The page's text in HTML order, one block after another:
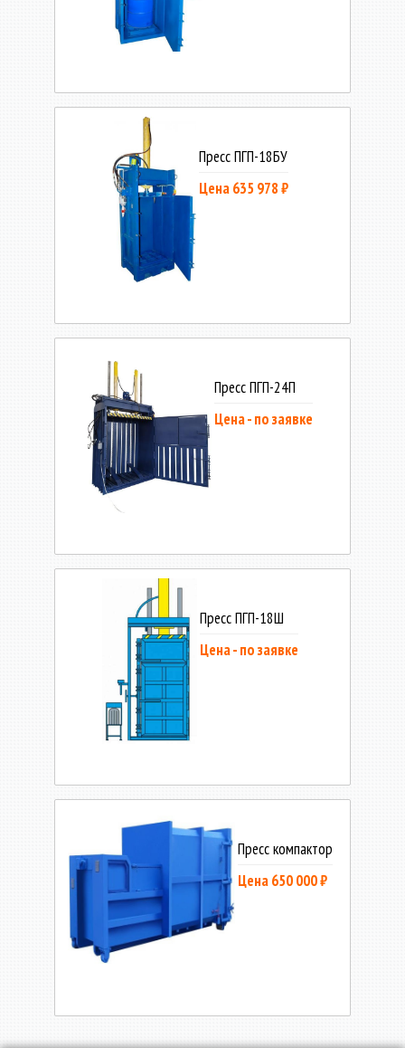
Пресс ПГП-18БУ
Цена 635 978 ₽
Пресс ПГП-24П
Цена - по заявке
Пресс ПГП-18Ш
Цена - по заявке
Пресс компактор
Цена 650 000 ₽